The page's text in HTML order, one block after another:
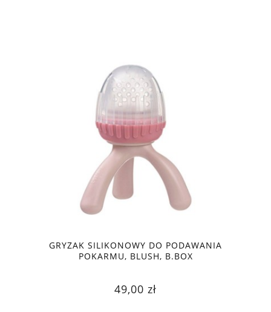
GRYZAK SILIKONOWY DO PODAWANIA
POKARMU, BLUSH, B.BOX
49,00 zł